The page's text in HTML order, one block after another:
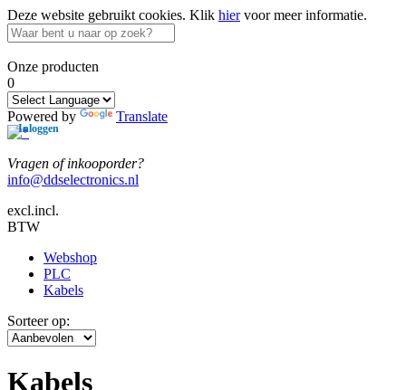
Deze website gebruikt cookies. Klik hiervoor meer informatie.
Inloggen
Onze producten
0
Powered by Translate
Vragen of inkooporder?
info@ddselectronics.nl
excl.incl.
BTW
Webshop
PLC
Kabels
Sorteer op:
Kabels